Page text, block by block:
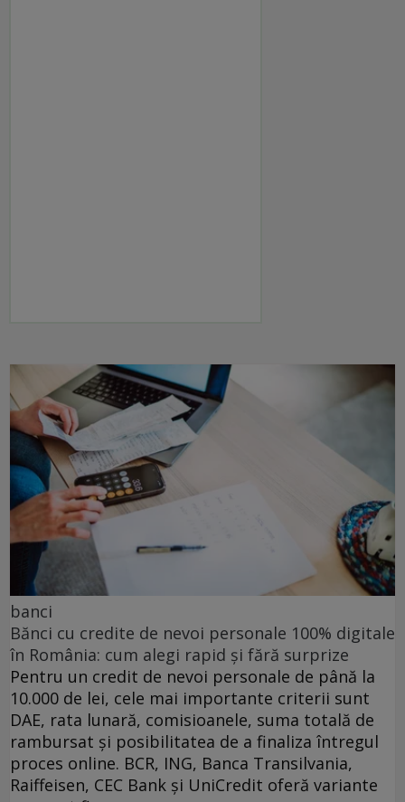
banci
Bănci cu credite de nevoi personale 100% digitale
în România: cum alegi rapid și fără surprize
Pentru un credit de nevoi personale de până la
10.000 de lei, cele mai importante criterii sunt
DAE, rata lunară, comisioanele, suma totală de
rambursat și posibilitatea de a finaliza întregul
proces online. BCR, ING, Banca Transilvania,
Raiffeisen, CEC Bank și UniCredit oferă variante